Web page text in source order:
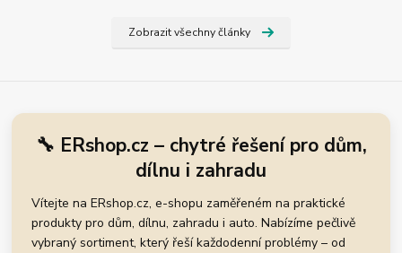
Zobrazit všechny články
🔧 ERshop.cz – chytré řešení pro dům,
dílnu i zahradu
Vítejte na ERshop.cz, e-shopu zaměřeném na praktické
produkty pro dům, dílnu, zahradu i auto. Nabízíme pečlivě
vybraný sortiment, který řeší každodenní problémy – od